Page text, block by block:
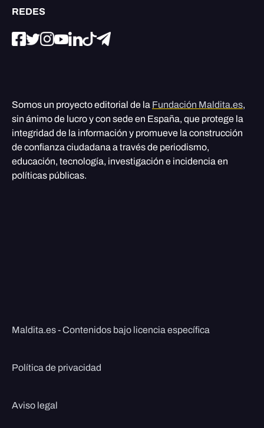
REDES
Somos un proyecto editorial de la Fundación Maldita.es,
sin ánimo de lucro y con sede en España, que protege la
integridad de la información y promueve la construcción
de confianza ciudadana a través de periodismo,
educación, tecnología, investigación e incidencia en
políticas públicas.
Maldita.es - Contenidos bajo licencia específica
Política de privacidad
Aviso legal